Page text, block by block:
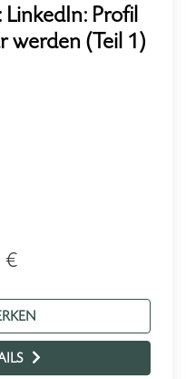
Profil
werden (Teil 1)
€